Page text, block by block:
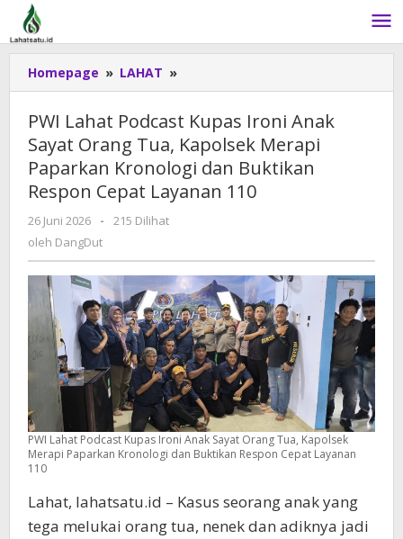
Lewati
konten
Homepage » LAHAT »
Lahat
Kupas
Ironi
Anak
Sayat
Merapi
Paparkan
Kronologi
dan
Buktikan
Respon
Cepat
Layanan
110
PWI Lahat Podcast Kupas Ironi Anak
Sayat Orang Tua, Kapolsek Merapi
Paparkan Kronologi dan Buktikan
Respon Cepat Layanan 110
26 Juni 2026
oleh
DangDut
-
215 Dilihat
oleh DangDut
PWI Lahat Podcast Kupas Ironi Anak Sayat Orang Tua, Kapolsek
Merapi Paparkan Kronologi dan Buktikan Respon Cepat Layanan
110
Lahat, lahatsatu.id – Kasus seorang anak yang
tega melukai orang tua, nenek dan adiknya jadi